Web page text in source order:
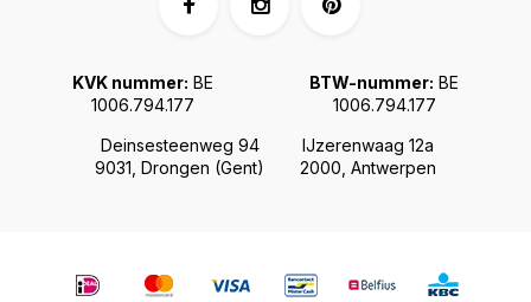
Deinsesteenweg 94
9031, Drongen (Gent)
IJzerenwaag 12a
2000, Antwerpen
KVK nummer: BE
1006.794.177
BTW-nummer: BE
1006.794.177